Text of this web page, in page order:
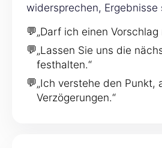
widersprechen, Ergebnisse
💬„Darf ich einen Vorschlag
💬„Lassen Sie uns die
festhalten.“
💬„Ich verstehe den Punkt,
Verzögerungen.“